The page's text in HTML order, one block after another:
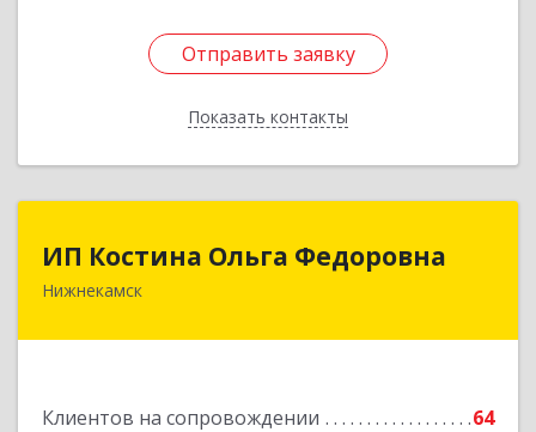
Отправить заявку
Показать контакты
Отправить заявку
Назад
ИП Костина Ольга Федоровна
Нижнекамск
Клиентов на сопровождении 64